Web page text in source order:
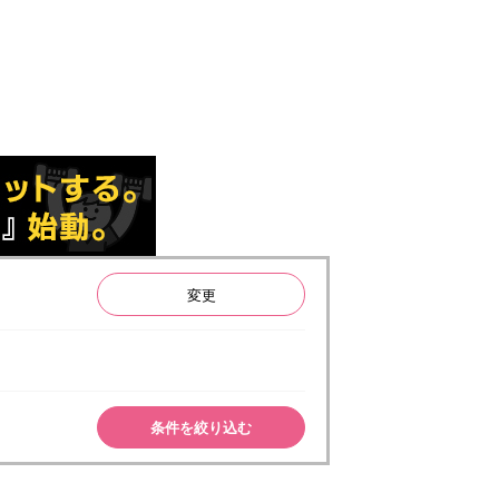
変更
条件を絞り込む